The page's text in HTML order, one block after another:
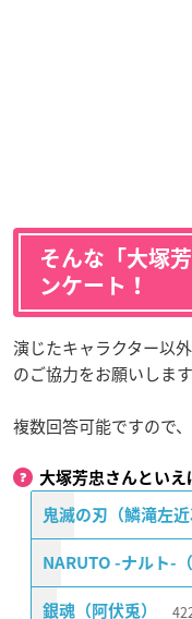
そんな「大塚
ンケート！
演じたキャラクター以
のご協力をお願いします
複数回答可能ですので
大塚芳忠さんといえ
鬼滅の刃（鱗滝左近
NARUTO -ナルト-（
銀魂（阿伏兎）